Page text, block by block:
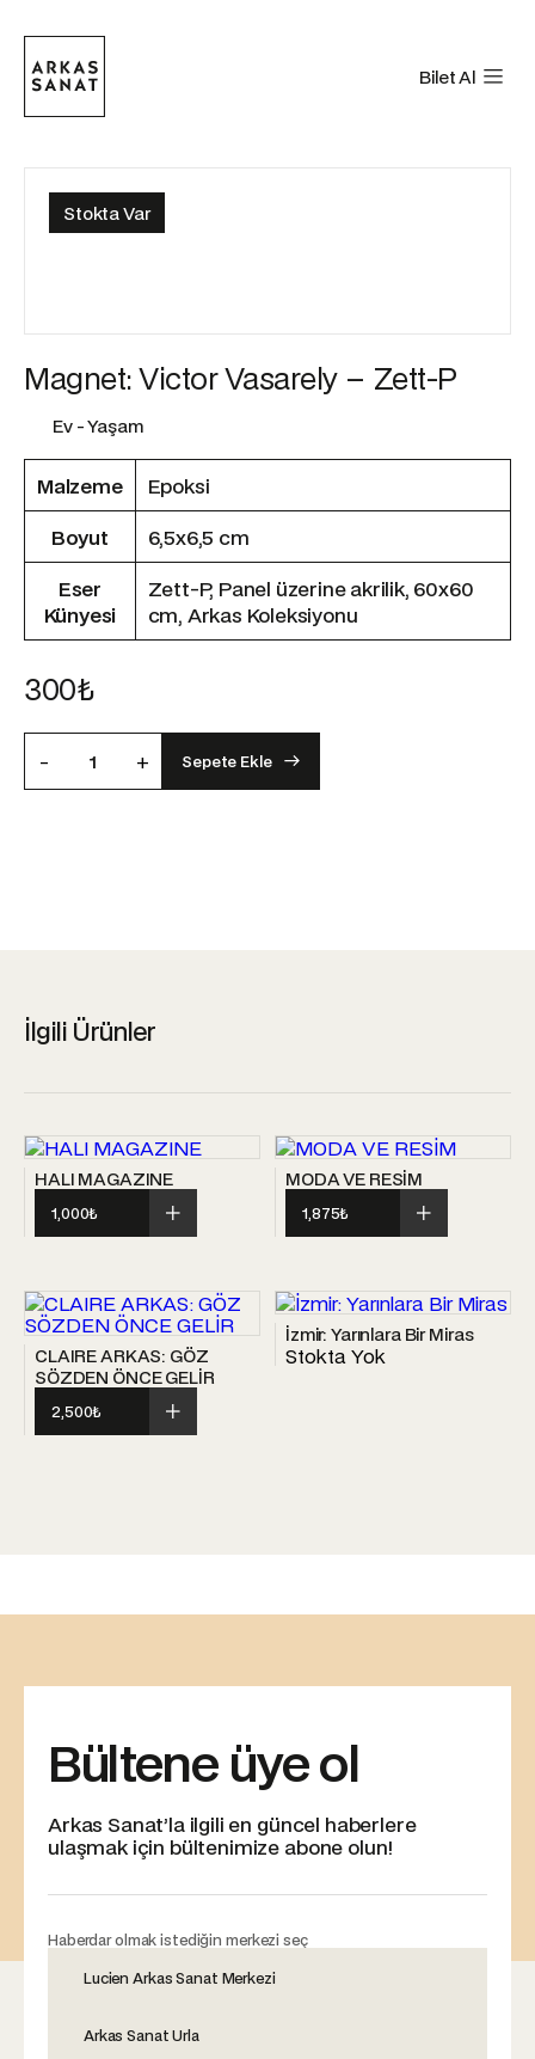
Bilet Al
Stokta Var
Magnet: Victor Vasarely – Zett-P
Ev - Yaşam
Malzeme
Boyut
Eser
Künyesi
Epoksi
6,5x6,5 cm
Zett-P, Panel üzerine akrilik, 60x60
cm, Arkas Koleksiyonu
300₺
- + Sepete Ekle
İlgili Ürünler
HALI MAGAZINE
1,000₺
MODA VE RESİM
1,875₺
CLAIRE ARKAS: GÖZ
SÖZDEN ÖNCE GELİR
2,500₺
İzmir: Yarınlara Bir Miras
Stokta Yok
Bültene üye ol
Arkas Sanat’la ilgili en güncel haberlere
ulaşmak için bültenimize abone olun!
Haberdar olmak istediğin merkezi seç
Lucien Arkas Sanat Merkezi
Arkas Sanat Urla